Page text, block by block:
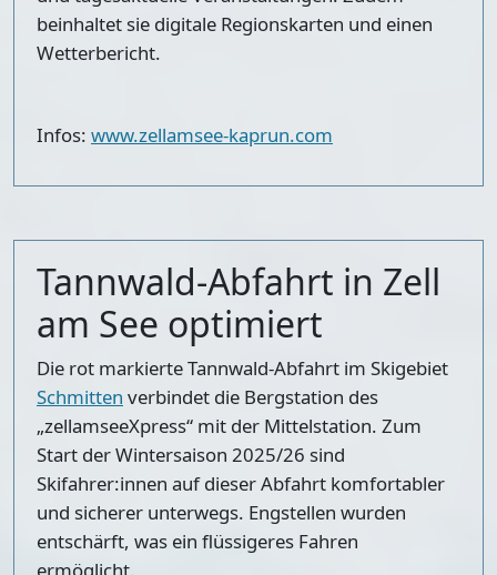
beinhaltet sie digitale Regionskarten und einen
Wetterbericht.
Infos: www.zellamsee-kaprun.com
Tannwald-Abfahrt in Zell
am See optimiert
Die rot markierte Tannwald-Abfahrt im Skigebiet
Schmitten verbindet die Bergstation des
„zellamseeXpress“ mit der Mittelstation. Zum
Start der Wintersaison 2025/26 sind
Skifahrer:innen auf dieser Abfahrt komfortabler
und sicherer unterwegs. Engstellen wurden
entschärft, was ein flüssigeres Fahren